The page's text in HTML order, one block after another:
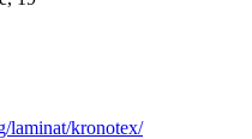
laminat/kronotex/